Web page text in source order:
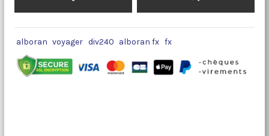
alboran voyager div240 alboran fx fx